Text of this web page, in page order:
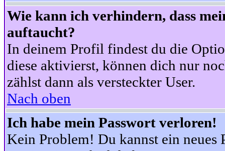
Wie kann ich verhindern, dass
auftaucht?
In deinem Profil findest du die
diese aktivierst, können dich nur
zählst dann als versteckter User.
Nach oben
Ich habe mein Passwort verloren!
Kein Problem! Du kannst ein neues